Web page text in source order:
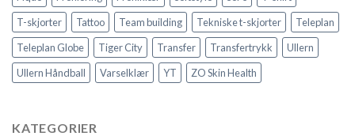
T-skjorter
Tattoo Team building Tekniske t-skjorter
Teleplan
Teleplan Globe
Tiger City Transfer Transfertrykk
Ullern
Ullern Håndball
Varselklær YT ZO Skin Health
KATEGORIER